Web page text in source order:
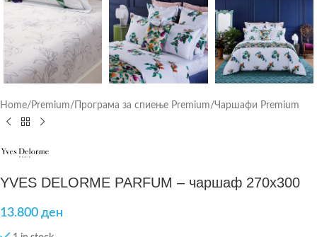
Home/ Premium/ Програма за спиење Premium/Чаршафи Premium
YVES DELORME PARFUM – чаршаф 270х300
13.800 ден